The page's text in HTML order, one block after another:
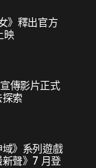
》釋出官方
映
傳影片正式
索
》系列遊戲
聲》7 月登